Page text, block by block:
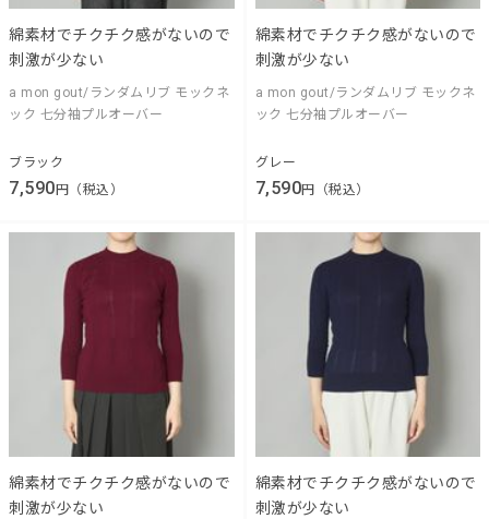
綿素材でチクチク感がないので
刺激が少ない
a mon gout/ランダムリブ モックネ
ック 七分袖プルオーバー
ブラック
7,590円（税込）
綿素材でチクチク感がないので
刺激が少ない
a mon gout/ランダムリブ モックネ
ック 七分袖プルオーバー
グレー
7,590円（税込）
綿素材でチクチク感がないので
刺激が少ない
綿素材でチクチク感がないので
刺激が少ない